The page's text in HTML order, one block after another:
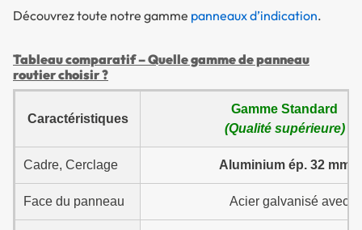
Découvrez toute notre gamme panneaux d’indication.
Tableau comparatif – Quelle gamme de panneau
routier choisir ?
Caractéristiques
Gamme Standard
(Qualité supérieure)
Cadre, Cerclage Aluminium ép. 32 mm
Face du panneau Acier galvanisé avec